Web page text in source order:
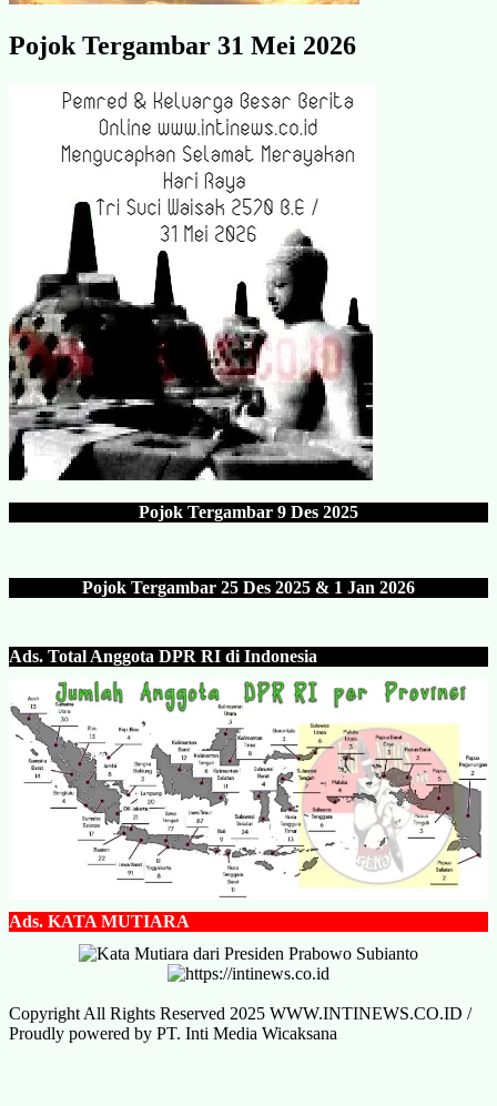
Pojok Tergambar 31 Mei 2026
Pojok Tergambar 9 Des 2025
Pojok Tergambar 25 Des 2025 & 1 Jan 2026
Ads. Total Anggota DPR RI di Indonesia
Ads. KATA MUTIARA
Copyright All Rights Reserved 2025 WWW.INTINEWS.CO.ID /
Proudly powered by PT. Inti Media Wicaksana